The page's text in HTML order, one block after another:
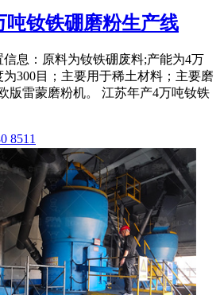
吨钕铁硼磨粉生产线
息：原料为钕铁硼废料;产能为4万
300目；主要用于稀土材料；主要磨
版雷蒙磨粉机。 江苏年产4万吨钕铁
8511